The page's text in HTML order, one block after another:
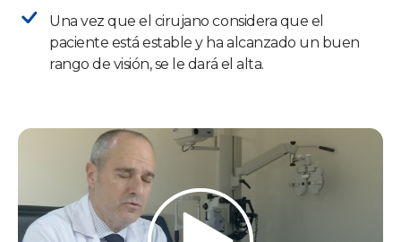
Una vez que el cirujano considera que el
paciente está estable y ha alcanzado un buen
rango de visión, se le dará el alta.